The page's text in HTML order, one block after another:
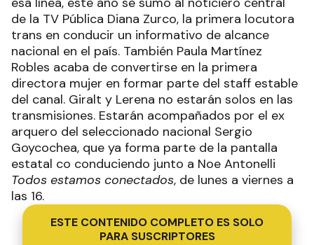
de la TV Pública Diana Zurco, la primera locutora
trans en conducir un informativo de alcance
nacional en el país. También Paula Martínez
Robles acaba de convertirse en la primera
directora mujer en formar parte del staff estable
del canal. Giralt y Lerena no estarán solos en las
transmisiones. Estarán acompañados por el ex
arquero del seleccionado nacional Sergio
Goycochea, que ya forma parte de la pantalla
estatal co conduciendo junto a Noe Antonelli
Todos estamos conectados, de lunes a viernes a
las 16.
ESTE CONTENIDO COMPLETO ES SOLO
PARA SUSCRIPTORES